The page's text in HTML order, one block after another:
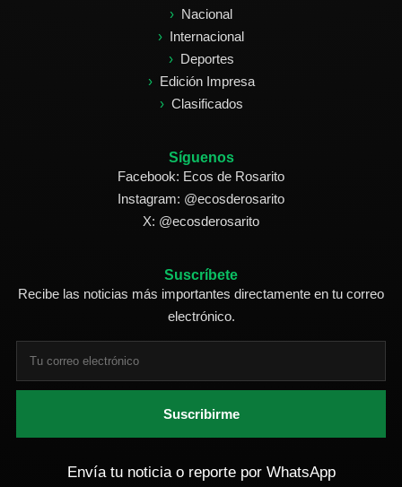
Nacional
Internacional
Deportes
Edición Impresa
Clasificados
Síguenos
Facebook: Ecos de Rosarito
Instagram: @ecosderosarito
X: @ecosderosarito
Suscríbete
Recibe las noticias más importantes directamente en tu correo
electrónico.
Suscribirme
Envía tu noticia o reporte por WhatsApp